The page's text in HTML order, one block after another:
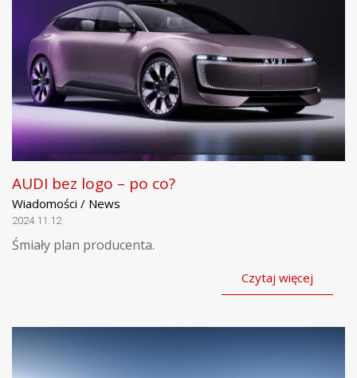
AUDI bez logo – po co?
Wiadomości / News
2024.11.12
Śmiały plan producenta.
Czytaj więcej